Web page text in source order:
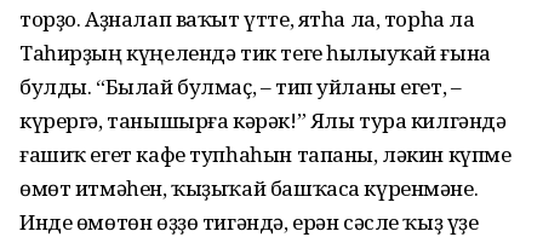
торҙо. Аҙналап ваҡыт үтте, ятһа ла, торһа ла
Таһирҙың күңелендә тик теге һылыуҡай ғына
булды. “Былай булмаҫ, – тип уйланы егет, –
күрергә, танышырға кәрәк!” Ялы тура килгәндә
ғашиҡ егет кафе тупһаһын тапаны, ләкин күпме
өмөт итмәһен, ҡыҙыҡай башҡаса күренмәне.
Инде өмөтөн өҙҙө тигәндә, ерән сәсле ҡыҙ үҙе